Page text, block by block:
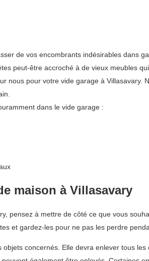
de vos encombrants indésirables dans
peut-être accroché à de vieux meubles
nous pour votre vide garage à
dans le vide garage :
maison à Villasavary
pensez à mettre de côté ce que vous
et gardez-les pour ne pas les perdre
objets concernés. Elle devra enlever tous